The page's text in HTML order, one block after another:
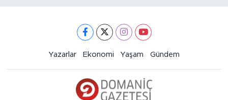
Yazarlar Ekonomi Yaşam Gündem